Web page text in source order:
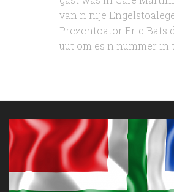
van n nije
Prezentoator Eric Bats
uut om es n nummer in t